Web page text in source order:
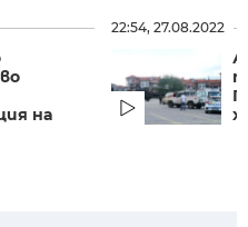
на
22:54, 27.08.2022